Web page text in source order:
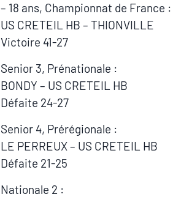
– 18 ans, Championnat de France :
US CRETEIL HB – THIONVILLE
Victoire 41-27
Senior 3, Prénationale :
BONDY – US CRETEIL HB
Défaite 24-27
Senior 4, Prérégionale :
LE PERREUX – US CRETEIL HB
Défaite 21-25
Nationale 2 :